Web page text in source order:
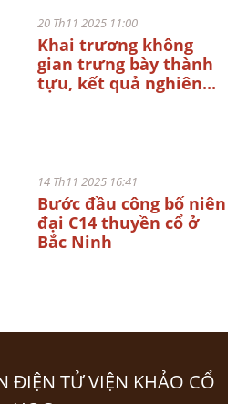
20 Th11 2025 11:00
Khai trương không
gian trưng bày thành
tựu, kết quả nghiên...
14 Th11 2025 16:41
Bước đầu công bố niên
đại C14 thuyền cổ ở
Bắc Ninh
ĐIỆN TỬ VIỆN KHẢO CỔ